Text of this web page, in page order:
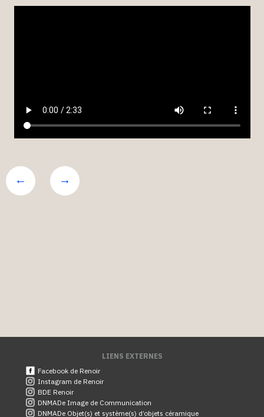
LIENS EXTERNES
Facebook de Renoir
Instagram de Renoir
BDE Renoir
DNMADe Image de Communication
DNMADe Objet(s) et système(s) d’objets céramique